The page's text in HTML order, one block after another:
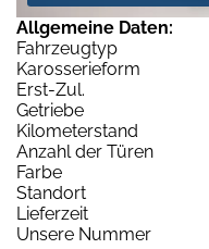
Allgemeine Daten:
Fahrzeugtyp
Karosserieform
Erst-Zul.
Getriebe
Kilometerstand
Anzahl der Türen
Farbe
Standort
Lieferzeit
Unsere Nummer